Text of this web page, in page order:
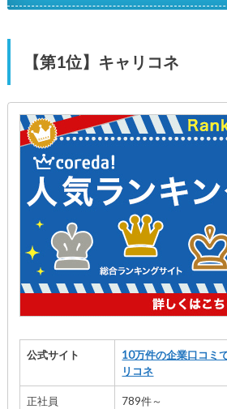
【第1位】キャリコネ
公式サイト
10万件の企業口コミ
リコネ
正社員 789件～